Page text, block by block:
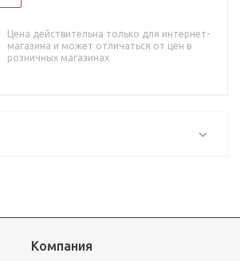
Цена действительна только для интернет-
магазина и может отличаться от цен в
розничных магазинах
Компания